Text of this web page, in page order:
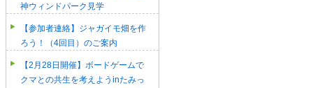
神ウィンドパーク見学
【参加者連絡】ジャガイモ畑を作
ろう！（4回目）のご案内
【2月28日開催】ボードゲームで
クマとの共生を考えようinたみっ